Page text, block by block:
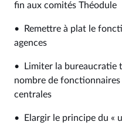
fin aux comités Théodule
• Remettre à plat le
agences
• Limiter la bureaucratie
nombre de
centrales
• Elargir le principe du «